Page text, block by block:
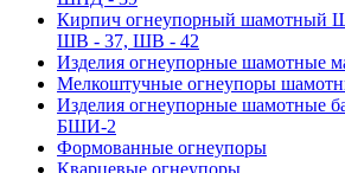
Кирпич огнеупорный шамотный
ШВ - 37, ШВ - 42
Изделия огнеупорные шамотные
Мелкоштучные огнеупоры
Изделия огнеупорные шамотные
БШИ-2
Формованные огнеупоры